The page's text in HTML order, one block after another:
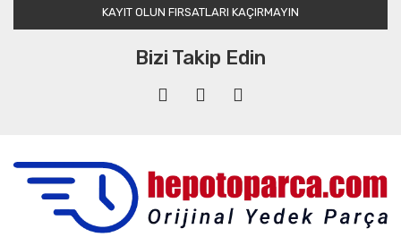
KAYIT OLUN FIRSATLARI KAÇIRMAYIN
Bizi Takip Edin